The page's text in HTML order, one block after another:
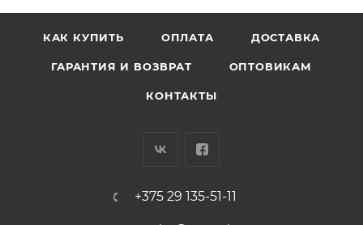
КАК КУПИТЬ ОПЛАТА ДОСТАВКА
ГАРАНТИЯ И ВОЗВРАТ ОПТОВИКАМ
КОНТАКТЫ
+375 29 135-51-11